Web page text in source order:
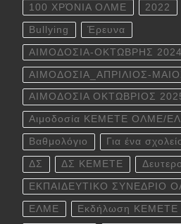
100 ΧΡΌΝΙΑ ΟΛΜΕ 2022
Bullying Έρευνα
ΑΙΜΟΔΟΣΙΑ-ΟΚΤΩΒΡΗΣ 2024
ΑΙΜΟΔΟΣΙΑ_ΑΠΡΙΛΙΟΣ-
ΑΙΜΟΔΟΣΙΑ ΟΚΤΩΒΡΙΟΣ
Αιμοδοσία ΚΕΜΕΤΕ ΟΛΜΕ/
Βαθμολόγιο Για ένα
ΔΣ ΔΣ ΚΕΜΕΤΕ
ΕΚΠΑΙΔΕΥΤΙΚΟ ΣΥΝΕΔΡΙΟ
ΕΛΜΕ Εκδήλωση ΚΕΜΕΤΕ